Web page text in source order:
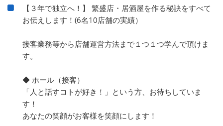
【３年で独立へ！】 繁盛店・居酒屋を作る秘訣をすべて
お伝えします！(6名10店舗の実績）
接客業務等から店舗運営方法まで１つ１つ学んで頂けま
す。
◆ ホール（接客）
「人と話すコトが好き！」という方、お待ちしていま
す！
あなたの笑顔がお客様を笑顔にします！